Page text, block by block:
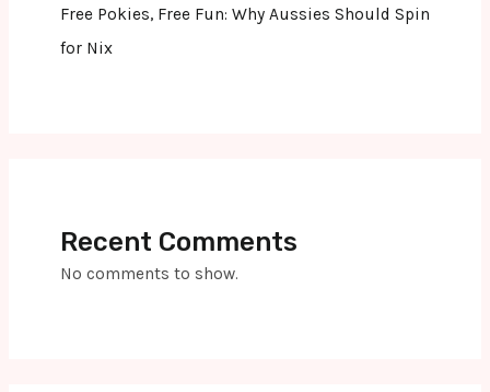
Free Pokies, Free Fun: Why Aussies Should Spin
for Nix
Recent Comments
No comments to show.